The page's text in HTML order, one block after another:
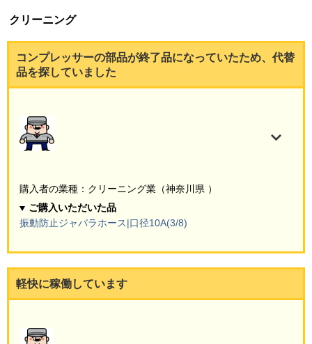
クリーニング
コンプレッサーの部品が終了品になっていたため、代替
品を探していました
購入者の業種：クリーニング業（神奈川県 ）
ご購入いただいた品
振動防止ジャバラホース|口径10A(3/8)
軽快に稼働しています